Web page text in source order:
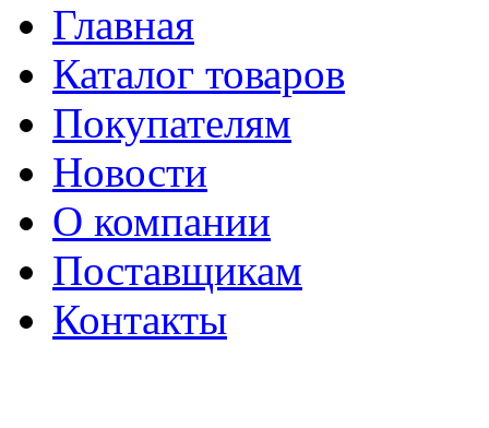
Главная
Каталог товаров
Покупателям
Новости
О компании
Поставщикам
Контакты